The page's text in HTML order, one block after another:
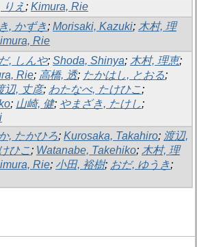
りえ; Kimura, Rie
, かずき; Morisaki, Kazuki; 木村, 理
Rie
, しんや; Shoda, Shinya; 木村, 理恵;
Rie; 高橋, 透; たかはし, とおる;
辺, 丈彦; わたなべ, たけひこ;
; 山崎, 健; やまざき, たけし;
, たかひろ; Kurosaka, Takahiro; 渡辺,
ひこ; Watanabe, Takehiko; 木村, 理
Rie; 小田, 裕樹; おだ, ゆうき;